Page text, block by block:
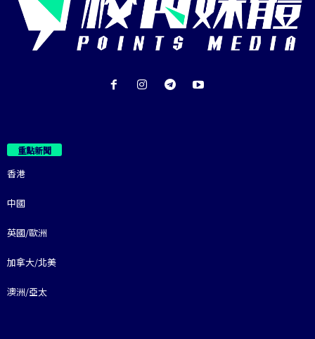
重點新聞
香港
中國
英國/歐洲
加拿大/北美
澳洲/亞太